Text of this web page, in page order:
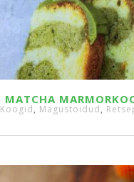
MATCHA
Koogid, Magustoidud,